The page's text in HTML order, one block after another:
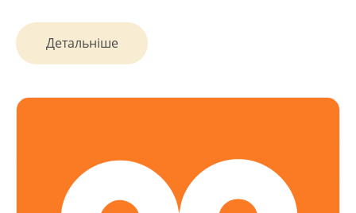
Детальніше